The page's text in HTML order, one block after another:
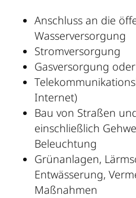
Anschluss an die
Wasserversorgung
Stromversorgung
Gasversorgung
Internet)
Bau von Straßen
einschließlich
Beleuchtung
Grünanlagen,
Entwässerung,
Maßnahmen